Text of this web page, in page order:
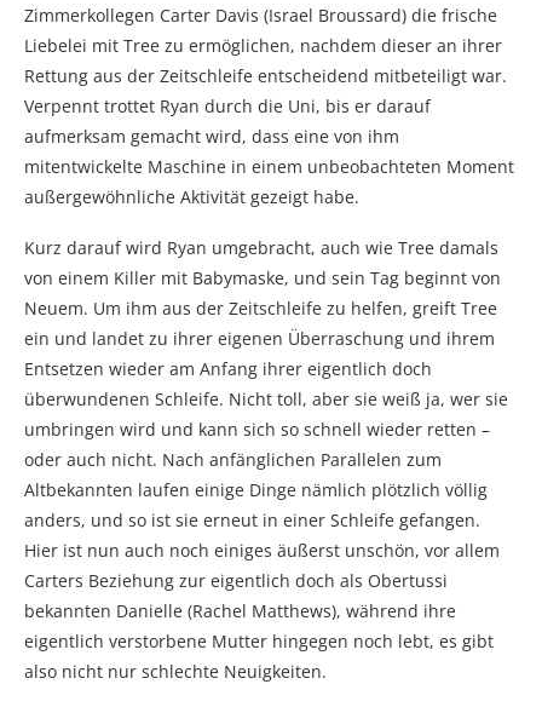
Zimmerkollegen Carter Davis (Israel Broussard) die frische
Liebelei mit Tree zu ermöglichen, nachdem dieser an ihrer
Rettung aus der Zeitschleife entscheidend mitbeteiligt war.
Verpennt trottet Ryan durch die Uni, bis er darauf
aufmerksam gemacht wird, dass eine von ihm
mitentwickelte Maschine in einem unbeobachteten Moment
außergewöhnliche Aktivität gezeigt habe.
Kurz darauf wird Ryan umgebracht, auch wie Tree damals
von einem Killer mit Babymaske, und sein Tag beginnt von
Neuem. Um ihm aus der Zeitschleife zu helfen, greift Tree
ein und landet zu ihrer eigenen Überraschung und ihrem
Entsetzen wieder am Anfang ihrer eigentlich doch
überwundenen Schleife. Nicht toll, aber sie weiß ja, wer sie
umbringen wird und kann sich so schnell wieder retten –
oder auch nicht. Nach anfänglichen Parallelen zum
Altbekannten laufen einige Dinge nämlich plötzlich völlig
anders, und so ist sie erneut in einer Schleife gefangen.
Hier ist nun auch noch einiges äußerst unschön, vor allem
Carters Beziehung zur eigentlich doch als Obertussi
bekannten Danielle (Rachel Matthews), während ihre
eigentlich verstorbene Mutter hingegen noch lebt, es gibt
also nicht nur schlechte Neuigkeiten.